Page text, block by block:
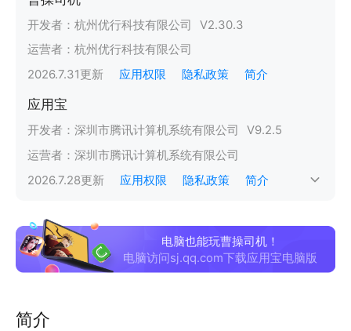
开发者： 杭州优行科技有限公司 V2.30.3
运营者： 杭州优行科技有限公司
2026.7.31 更新 应用权限 隐私政策 简介
应用宝
开发者： 深圳市腾讯计算机系统有限公司 V9.2.5
运营者： 深圳市腾讯计算机系统有限公司
2026.7.28更新 应用权限 隐私政策 简介
电脑也能玩曹操司机！
电脑访问sj.qq.com下载应用宝电脑版
简介